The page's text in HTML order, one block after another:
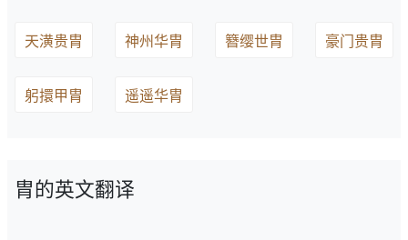
天潢贵胄 神州华胄 簪缨世胄 豪门贵胄
躬擐甲胄 遥遥华胄
胄的英文翻译